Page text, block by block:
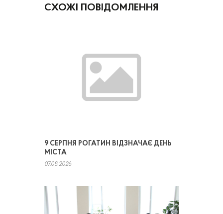
СХОЖІ ПОВІДОМЛЕННЯ
9 СЕРПНЯ РОГАТИН ВІДЗНАЧАЄ ДЕНЬ
МІСТА
07.08.2026